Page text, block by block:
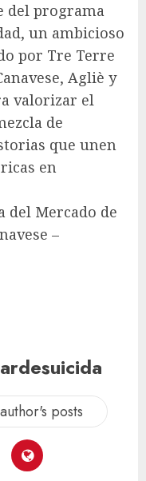
del programa
un ambicioso
por Tre Terre
Agliè y
valorizar el
de
que unen
en
del Mercado de
–
posts